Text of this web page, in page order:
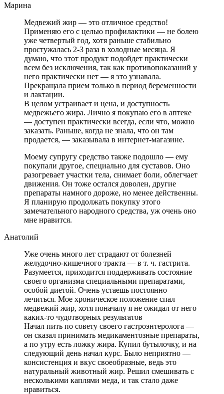
Марина
Медвежий жир — это отличное средство!
Применяю его с целью профилактики — не болею
уже четвертый год, хотя раньше стабильно
простужалась 2-3 раза в холодные месяца. Я
думаю, что этот продукт подойдет практически
всем без исключения, так как противопоказаний у
него практически нет — я это узнавала.
Прекращала прием только в период беременности
и лактации.
В целом устраивает и цена, и доступность
медвежьего жира. Лично я покупаю его в аптеке
— доступен практически всегда, если что, можно
заказать. Раньше, когда не знала, что он там
продается, — заказывала в интернет-магазине.
Моему супругу средство также подошло — ему
покупали другое, специально для суставов. Оно
разогревает участки тела, снимает боли, облегчает
движения. Он тоже остался доволен, другие
препараты намного дороже, но менее действенны.
Я планирую продолжать покупку этого
замечательного народного средства, уж очень оно
мне нравится.
Анатолий
Уже очень много лет страдают от болезней
желудочно-кишечного тракта — в т. ч. гастрита.
Разумеется, приходится поддерживать состояние
своего организма специальными препаратами,
особой диетой. Очень устаешь постоянно
лечиться. Мое хроническое положение спал
медвежий жир, хотя поначалу я не ожидал от него
каких-то чудотворных результатов
Начал пить по совету своего гастроэнтеролога —
он сказал принимать медикаментозные препараты,
а по утру есть ложку жира. Купил бутылочку, и на
следующий день начал курс. Было неприятно —
консистенция и вкус своеобразные, ведь это
натуральный животный жир. Решил смешивать с
несколькими каплями меда, и так стало даже
нравиться.